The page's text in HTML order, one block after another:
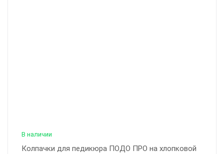
В наличии
Колпачки для педикюра ПОДО ПРО на хлопковой